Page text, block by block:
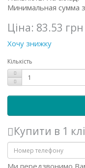
Минимальная сумма
Ціна: 83.53 грн
Хочу знижку
Кількість
Купити в 1
Ми передзвонимо